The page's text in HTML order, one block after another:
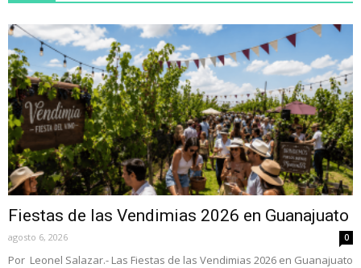
Fiestas de las Vendimias 2026 en Guanajuato
agosto 6, 2026 0
Por Leonel Salazar.- Las Fiestas de las Vendimias 2026 en Guanajuato